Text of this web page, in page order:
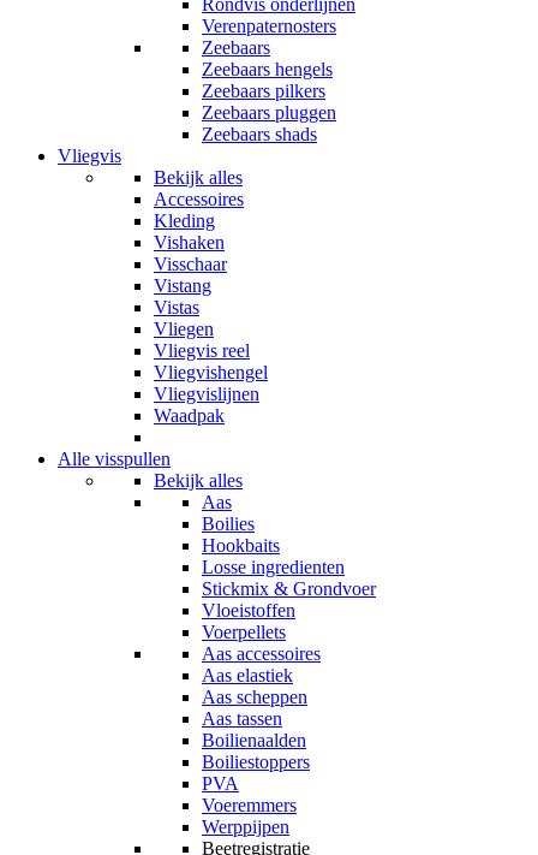
Rondvis onderlijnen
Verenpaternosters
Zeebaars
Zeebaars hengels
Zeebaars pilkers
Zeebaars pluggen
Zeebaars shads
Vliegvis
Bekijk alles
Accessoires
Kleding
Vishaken
Visschaar
Vistang
Vistas
Vliegen
Vliegvis reel
Vliegvishengel
Vliegvislijnen
Waadpak
Alle visspullen
Bekijk alles
Aas
Boilies
Hookbaits
Losse ingredienten
Stickmix & Grondvoer
Vloeistoffen
Voerpellets
Aas accessoires
Aas elastiek
Aas scheppen
Aas tassen
Boilienaalden
Boiliestoppers
PVA
Voeremmers
Werppijpen
Beetregistratie